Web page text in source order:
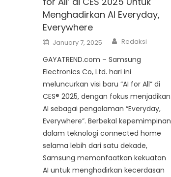
Menghadirkan AI Everyday,
Everywhere
Posted
on
January 7, 2025 Author
Redaksi
GAYATREND.com – Samsung
Electronics Co, Ltd. hari ini
meluncurkan visi baru “AI for All” di
CES® 2025, dengan fokus menjadikan
AI sebagai pengalaman “Everyday,
Everywhere”. Berbekal kepemimpinan
dalam teknologi connected home
selama lebih dari satu dekade,
Samsung memanfaatkan kekuatan
AI untuk menghadirkan kecerdasan